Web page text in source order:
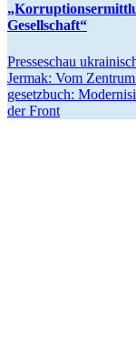
Gesellschaft“
Pres­se­schau
Jermak: Vom
ge­setz­buch:
der Front